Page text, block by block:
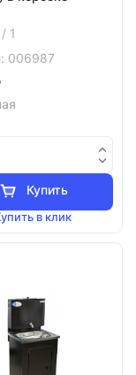
/ 1
006987
Купить
в клик